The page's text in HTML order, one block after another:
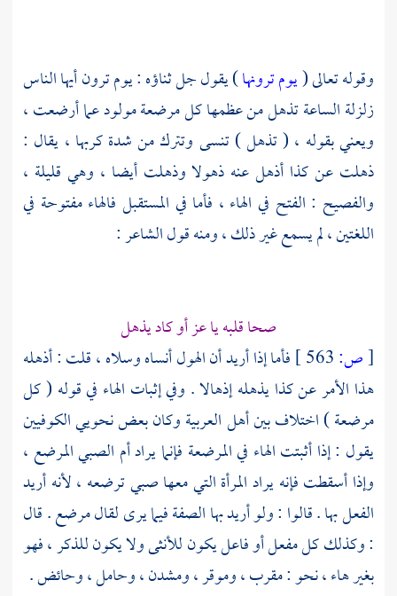
وقوله تعالى (يوم ترونها) يقول جل ثناؤه : يوم ترون أيها الناس
زلزلة الساعة تذهل من عظمها كل مرضعة مولود عما أرضعت ،
ويعني بقوله ، ( تذهل ) تنسى وتترك من شدة كربها ، يقال :
ذهلت عن كذا أذهل عنه ذهولا وذهلت أيضا ، وهي قليلة ،
والفصيح : الفتح في الهاء ، فأما في المستقبل فالهاء مفتوحة في
اللغتين ، لم يسمع غير ذلك ، ومنه قول الشاعر :
صحا قلبه يا عز أو كاد يذهل
[ص:
فأما إذا أريد أن الهول أنساه وسلاه ، قلت : أذهله
هذا الأمر عن كذا يذهله إذهالا . وفي إثبات الهاء في قوله ( كل
مرضعة ) اختلاف بين أهل العربية وكان بعض نحويي الكوفيين
يقول : إذا أثبتت الهاء في المرضعة فإنما يراد أم الصبي المرضع ،
وإذا أسقطت فإنه يراد المرأة التي معها صبي ترضعه ، لأنه أريد
الفعل بها . قالوا : ولو أريد بها الصفة فيما يرى لقال مرضع . قال
: وكذلك كل مفعل أو فاعل يكون للأنثى ولا يكون للذكر ، فهو
بغير هاء ، نحو : مقرب ، وموقر ، ومشدن ، وحامل ، وحائض .